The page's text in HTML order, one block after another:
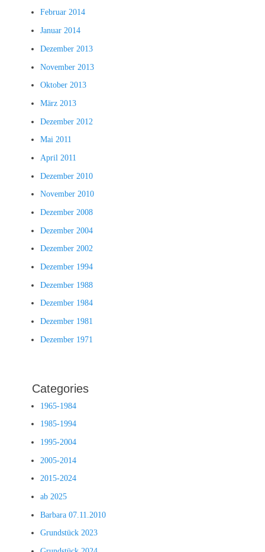
Februar 2014
Januar 2014
Dezember 2013
November 2013
Oktober 2013
März 2013
Dezember 2012
Mai 2011
April 2011
Dezember 2010
November 2010
Dezember 2008
Dezember 2004
Dezember 2002
Dezember 1994
Dezember 1988
Dezember 1984
Dezember 1981
Dezember 1971
Categories
1965-1984
1985-1994
1995-2004
2005-2014
2015-2024
ab 2025
Barbara 07.11.2010
Grundstück 2023